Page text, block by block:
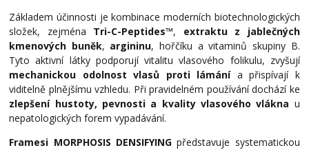
Základem účinnosti je kombinace moderních biotechnologických
složek, zejména Tri-C-Peptides™, extraktu z jablečných
kmenových buněk, argininu, hořčíku a vitaminů skupiny B.
Tyto aktivní látky podporují vitalitu vlasového folikulu, zvyšují
mechanickou odolnost vlasů proti lámánía přispívají k
viditelně plnějšímu vzhledu. Při pravidelném používání dochází ke
zlepšení hustoty, pevnosti a kvality vlasového vlákna u
nepatologických forem vypadávání.
Framesi MORPHOSIS DENSIFYINGpředstavuje systematickou